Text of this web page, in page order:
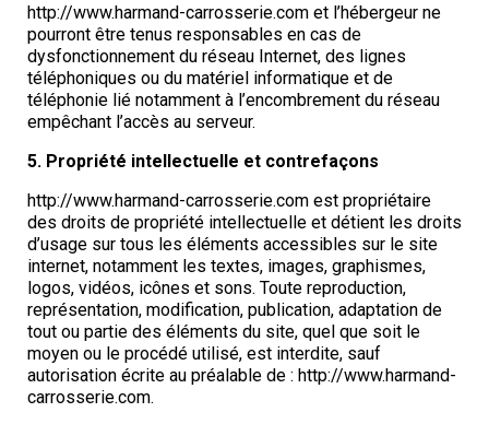
http://www.harmand-carrosserie.com et l’hébergeur ne
pourront être tenus responsables en cas de
dysfonctionnement du réseau Internet, des lignes
téléphoniques ou du matériel informatique et de
téléphonie lié notamment à l’encombrement du réseau
empêchant l’accès au serveur.
5. Propriété intellectuelle et contrefaçons
http://www.harmand-carrosserie.com est propriétaire
des droits de propriété intellectuelle et détient les droits
d’usage sur tous les éléments accessibles sur le site
internet, notamment les textes, images, graphismes,
logos, vidéos, icônes et sons. Toute reproduction,
représentation, modification, publication, adaptation de
tout ou partie des éléments du site, quel que soit le
moyen ou le procédé utilisé, est interdite, sauf
autorisation écrite au préalable de : http://www.harmand-
carrosserie.com.